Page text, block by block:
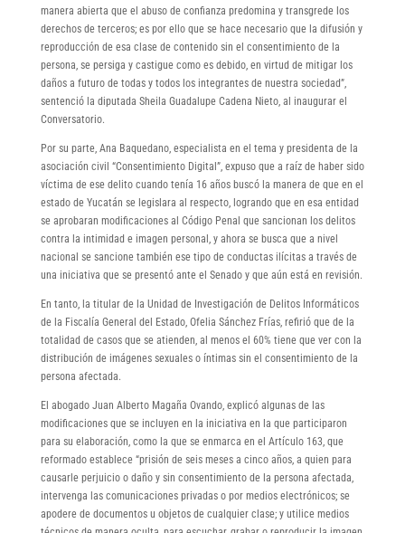
manera abierta que el abuso de confianza predomina y transgrede los
derechos de terceros; es por ello que se hace necesario que la difusión y
reproducción de esa clase de contenido sin el consentimiento de la
persona, se persiga y castigue como es debido, en virtud de mitigar los
daños a futuro de todas y todos los integrantes de nuestra sociedad”,
sentenció la diputada Sheila Guadalupe Cadena Nieto, al inaugurar el
Conversatorio.
Por su parte, Ana Baquedano, especialista en el tema y presidenta de la
asociación civil “Consentimiento Digital”, expuso que a raíz de haber sido
víctima de ese delito cuando tenía 16 años buscó la manera de que en el
estado de Yucatán se legislara al respecto, logrando que en esa entidad
se aprobaran modificaciones al Código Penal que sancionan los delitos
contra la intimidad e imagen personal, y ahora se busca que a nivel
nacional se sancione también ese tipo de conductas ilícitas a través de
una iniciativa que se presentó ante el Senado y que aún está en revisión.
En tanto, la titular de la Unidad de Investigación de Delitos Informáticos
de la Fiscalía General del Estado, Ofelia Sánchez Frías, refirió que de la
totalidad de casos que se atienden, al menos el 60% tiene que ver con la
distribución de imágenes sexuales o íntimas sin el consentimiento de la
persona afectada.
El abogado Juan Alberto Magaña Ovando, explicó algunas de las
modificaciones que se incluyen en la iniciativa en la que participaron
para su elaboración, como la que se enmarca en el Artículo 163, que
reformado establece “prisión de seis meses a cinco años, a quien para
causarle perjuicio o daño y sin consentimiento de la persona afectada,
intervenga las comunicaciones privadas o por medios electrónicos; se
apodere de documentos u objetos de cualquier clase; y utilice medios